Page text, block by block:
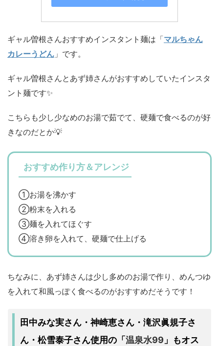
ギャル曽根さんおすすめインスタント麺は「マルちゃん
カレーうどん 」です。
ギャル曽根さんとあず姉さんがおすすめしていたインスタ
ント麺です✨
こちらも少し少なめのお湯で茹でて、硬麺で食べるのが好
きなのだとか💡
おすすめ作り方＆アレンジ
①お湯を沸かす
②粉末を入れる
③麺を入れてほぐす
④溶き卵を入れて、硬麺で仕上げる
ちなみに、あず姉さんは少し多めのお湯で作り、めんつゆ
を入れて和風っぽく食べるのがおすすめだそうです！
田中みな実さん・神崎恵さん・滝沢眞規子さ
ん・松雪泰子さん使用の 「温泉水99 」もオス